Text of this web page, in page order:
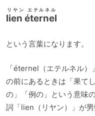
lien éternel
リヤン エテルネル
という言葉になります。
「éternel（エテルネル
の前にあるときは「果て
の」「例の」という意味
詞「lien（リヤン）」が